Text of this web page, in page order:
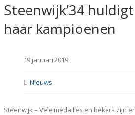
Steenwijk’34 huldigt
haar kampioenen
19 januari 2019
Nieuws
Steenwijk – Vele medailles en bekers zijn er